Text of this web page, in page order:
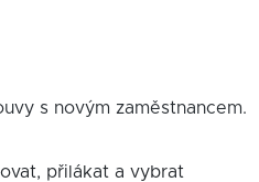
s novým zaměstnancem.
přilákat a vybrat